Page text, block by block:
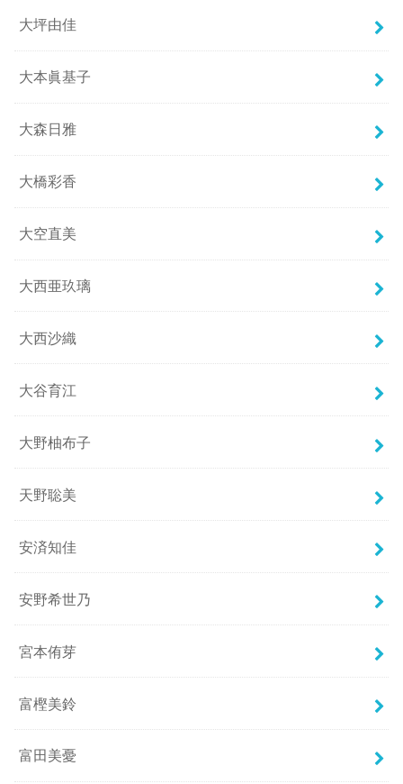
大坪由佳
大本眞基子
大森日雅
大橋彩香
大空直美
大西亜玖璃
大西沙織
大谷育江
大野柚布子
天野聡美
安済知佳
安野希世乃
宮本侑芽
富樫美鈴
富田美憂